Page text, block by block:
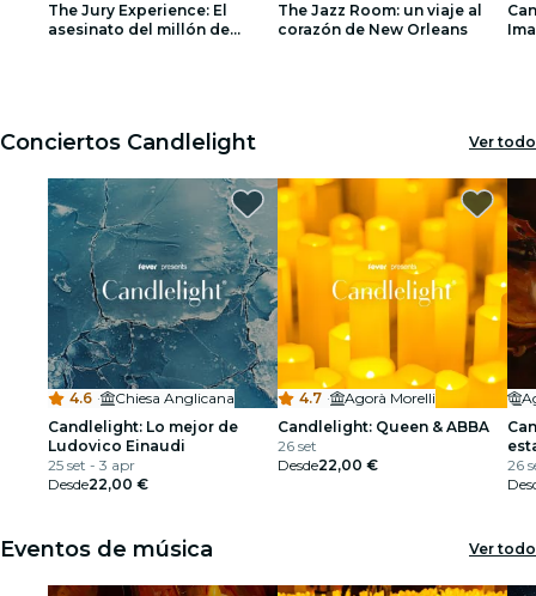
restaurantes
The Jury Experience: El
asesinato del millón de
The Jazz Room: un viaje al
corazón de New Orleans
Conciertos Candlelight Ver todo
4.6 ·
Chiesa Anglicana
Candlelight: Lo mejor de
Ludovico Einaudi
25 set - 3 apr
Desde22,00 €
4.7 ·
Agorà Morelli
Candlelight: Queen & ABBA
26 set
Desde22,00 €
26
Eventos de música Ver todo